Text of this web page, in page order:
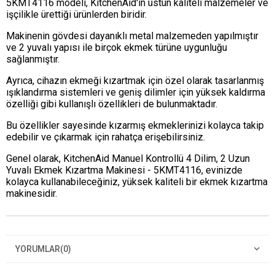
5KMT4116 modeli, KitchenAid'in üstün kaliteli malzemeler ve
işçilikle ürettiği ürünlerden biridir.
Makinenin gövdesi dayanıklı metal malzemeden yapılmıştır
ve 2 yuvalı yapısı ile birçok ekmek türüne uygunluğu
sağlanmıştır.
Ayrıca, cihazın ekmeği kızartmak için özel olarak tasarlanmış
ışıklandırma sistemleri ve geniş dilimler için yüksek kaldırma
özelliği gibi kullanışlı özellikleri de bulunmaktadır.
Bu özellikler sayesinde kızarmış ekmeklerinizi kolayca takip
edebilir ve çıkarmak için rahatça erişebilirsiniz.
Genel olarak, KitchenAid Manuel Kontrollü 4 Dilim, 2 Uzun
Yuvalı Ekmek Kızartma Makinesi - 5KMT4116, evinizde
kolayca kullanabileceğiniz, yüksek kaliteli bir ekmek kızartma
makinesidir.
YORUMLAR(0)